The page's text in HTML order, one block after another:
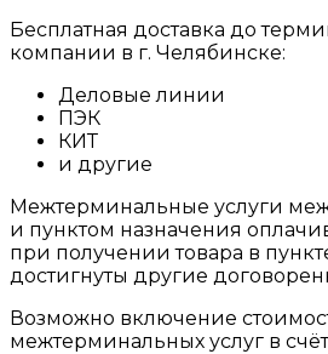
Бесплатная доставка до
компании в г. Челябинске:
Деловые линии
ПЭК
КИТ
и другие
Межтерминальные услуги
и пунктом назначения
при получении товара в
достигнуты другие
Возможно включение
межтерминальных услуг в счёт